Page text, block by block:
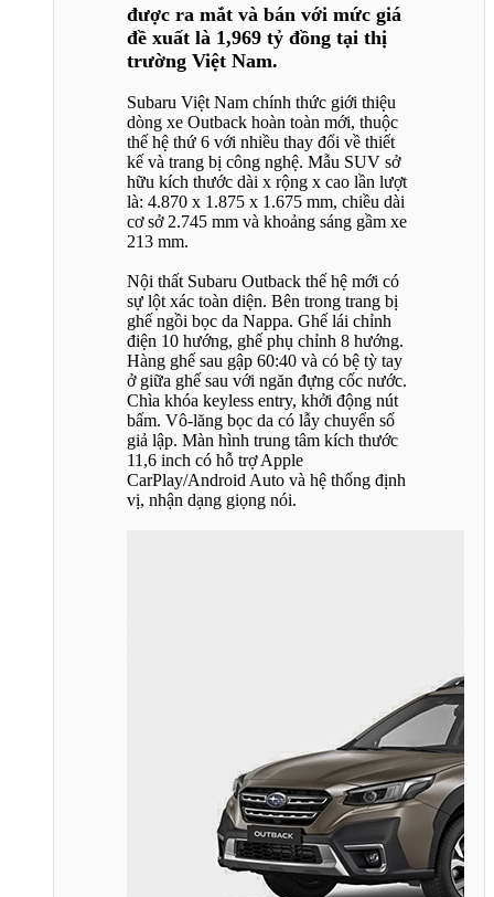
được ra mắt và bán với mức giá
đề xuất là 1,969 tỷ đồng tại thị
trường Việt Nam.
Subaru Việt Nam chính thức giới thiệu
dòng xe Outback hoàn toàn mới, thuộc
thế hệ thứ 6 với nhiều thay đổi về thiết
kế và trang bị công nghệ. Mẫu SUV sở
hữu kích thước dài x rộng x cao lần lượt
là: 4.870 x 1.875 x 1.675 mm, chiều dài
cơ sở 2.745 mm và khoảng sáng gầm xe
213 mm.
Nội thất Subaru Outback thế hệ mới có
sự lột xác toàn diện. Bên trong trang bị
ghế ngồi bọc da Nappa. Ghế lái chỉnh
điện 10 hướng, ghế phụ chỉnh 8 hướng.
Hàng ghế sau gập 60:40 và có bệ tỳ tay
ở giữa ghế sau với ngăn đựng cốc nước.
Chìa khóa keyless entry, khởi động nút
bấm. Vô-lăng bọc da có lẫy chuyển số
giả lập. Màn hình trung tâm kích thước
11,6 inch có hỗ trợ Apple
CarPlay/Android Auto và hệ thống định
vị, nhận dạng giọng nói.